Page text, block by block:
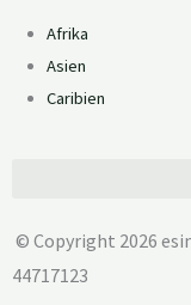
Afrika
Asien
Caribien
© Copyright 2026
44717123